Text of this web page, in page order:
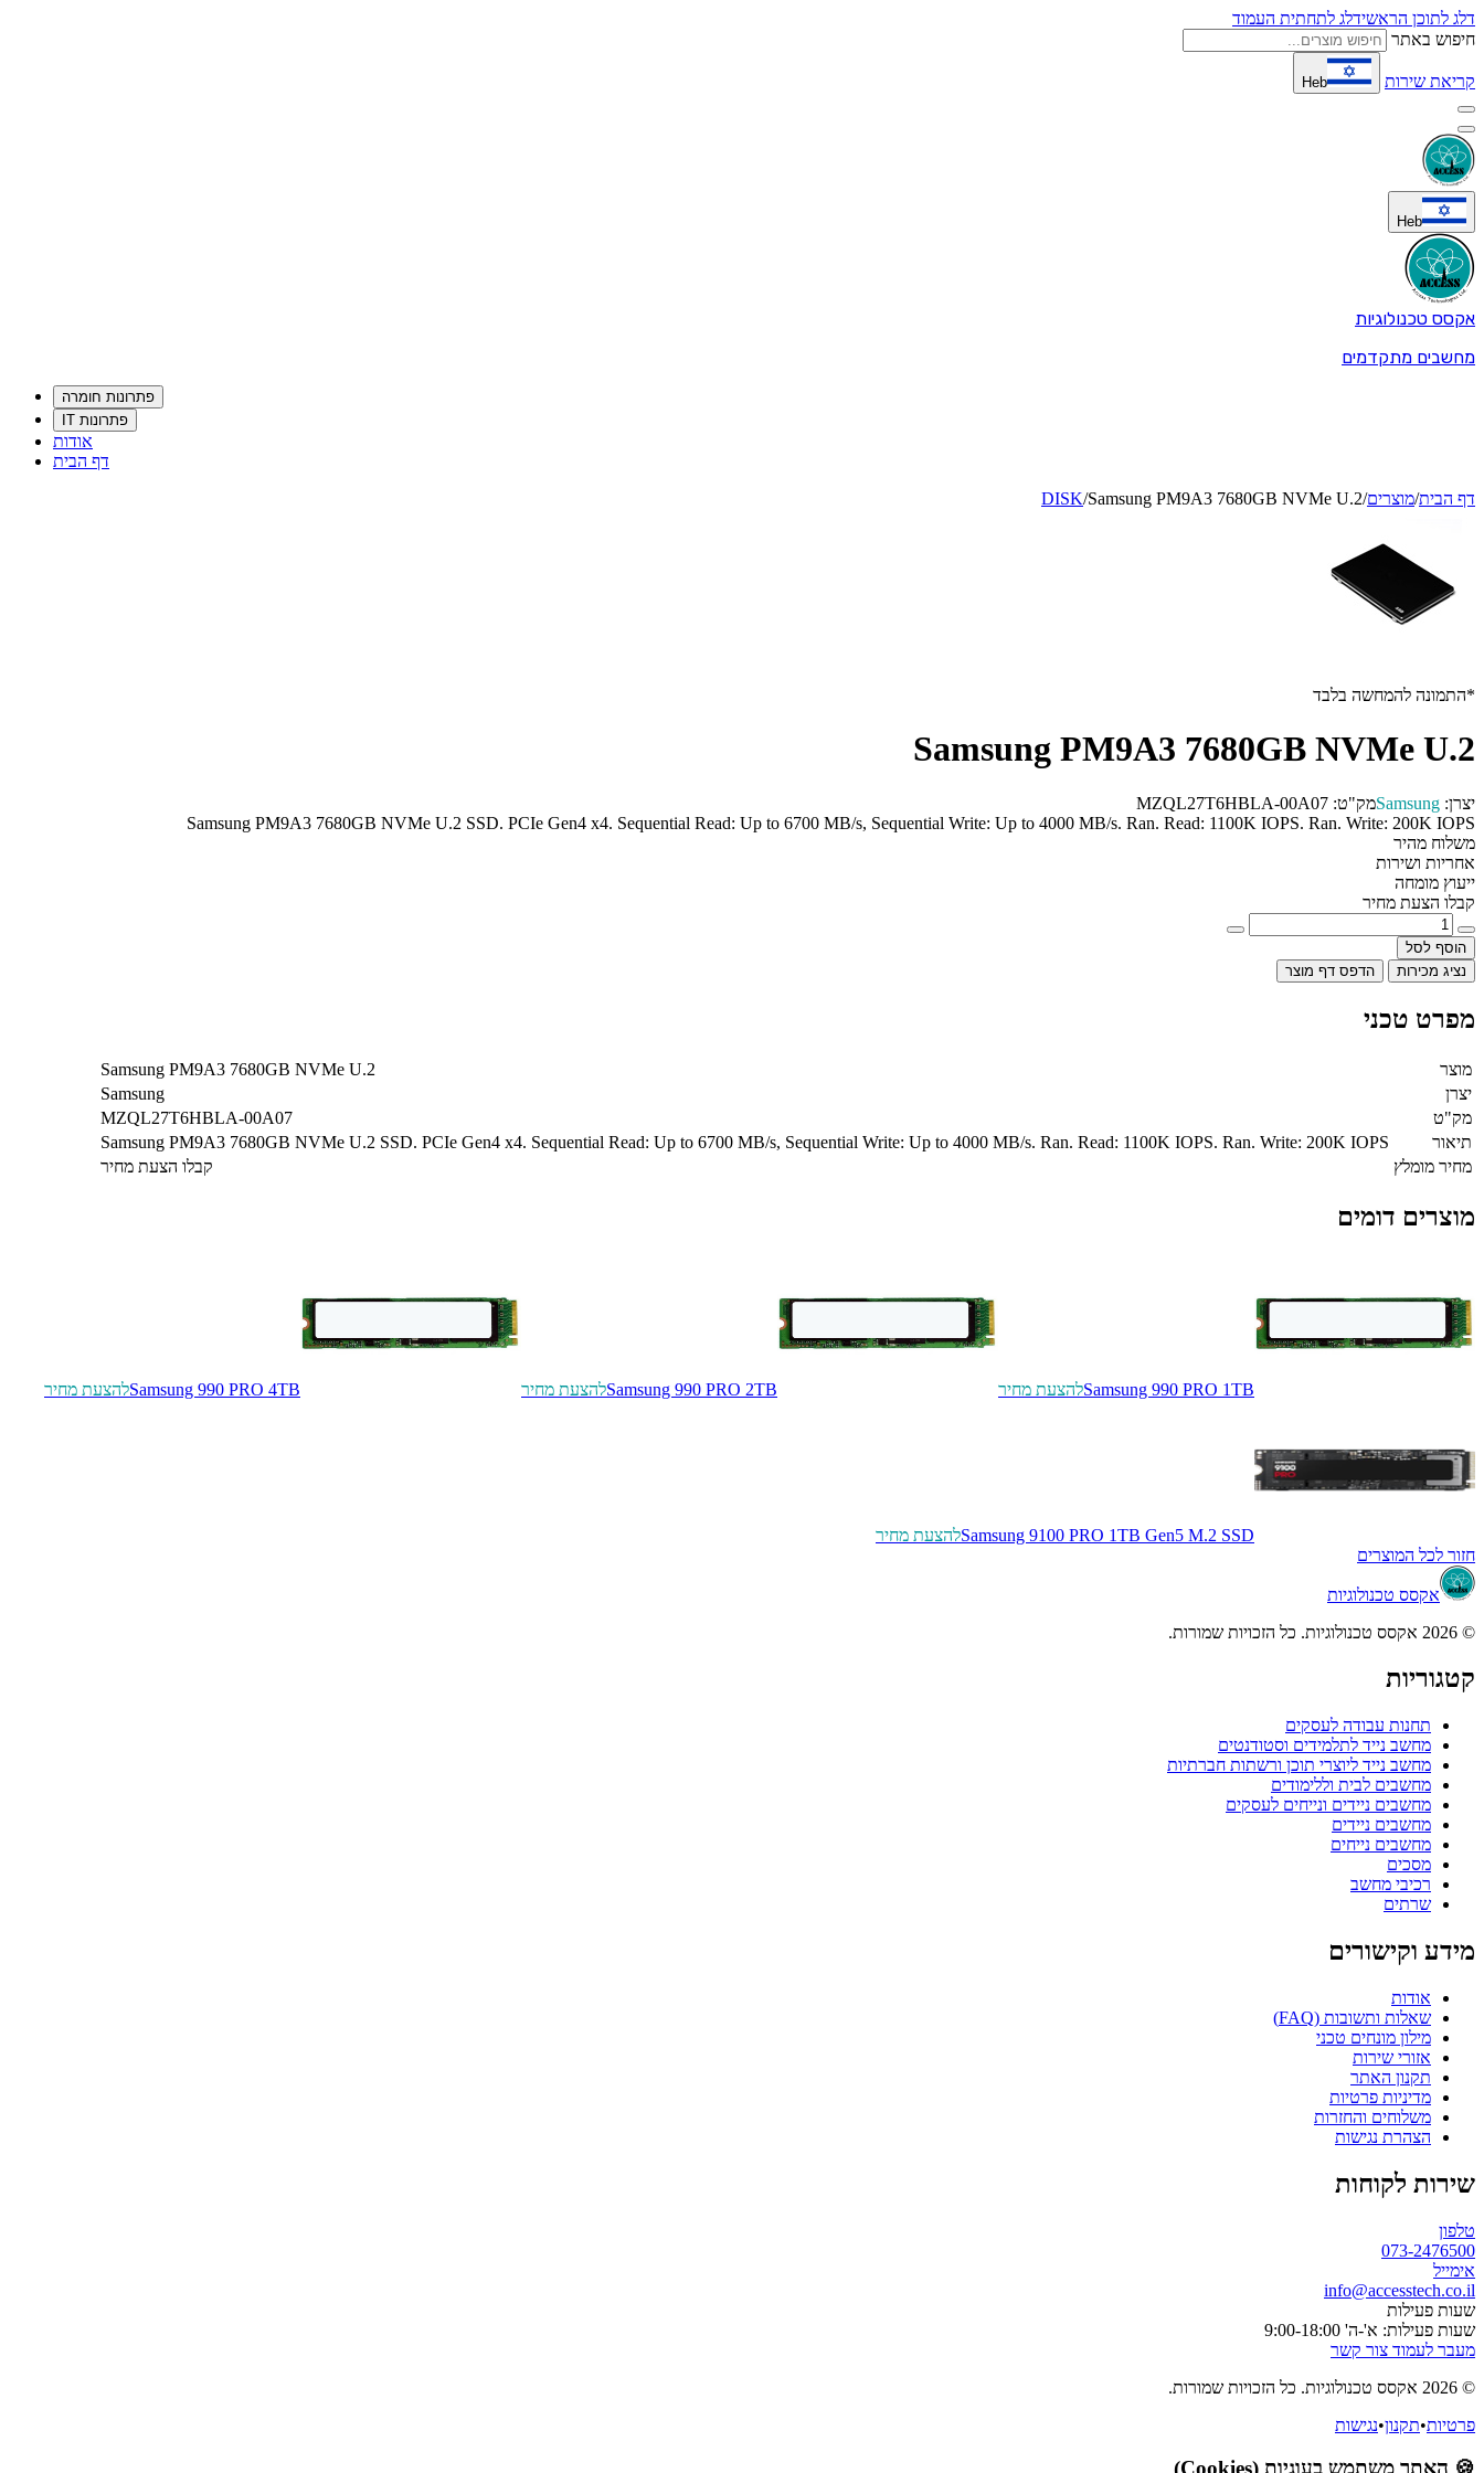
דלג לתוכן הראשידלג לתחתית העמוד
חיפוש באתר
קריאת שירות Heb
Heb
אקסס טכנולוגיות
מחשבים מתקדמים
פתרונות חומרה
פתרונות IT
אודות
דף הבית
דף הבית/מוצרים/
DISK/Samsung PM9A3 7680GB NVMe U.2
*התמונה להמחשה בלבד
Samsung PM9A3 7680GB NVMe U.2
יצרן: Samsungמק"ט: MZQL27T6HBLA-00A07
Samsung PM9A3 7680GB NVMe U.2 SSD. PCIe Gen4 x4. Sequential Read: Up to 6700 MB/s, Sequential Write: Up to 4000 MB/s. Ran. Read: 1100K IOPS. Ran. Write: 200K IOPS
משלוח מהיר
אחריות ושירות
ייעוץ מומחה
קבלו הצעת מחיר
הוסף לסל
נציג מכירות
הדפס דף מוצר
מפרט טכני
מוצר
Samsung PM9A3 7680GB NVMe U.2
יצרן
Samsung
מק"ט
MZQL27T6HBLA-00A07
תיאור
Samsung PM9A3 7680GB NVMe U.2 SSD. PCIe Gen4 x4. Sequential Read: Up to 6700 MB/s, Sequential Write: Up to 4000 MB/s. Ran. Read: 1100K IOPS. Ran. Write: 200K IOPS
מחיר מומלץ
קבלו הצעת מחיר
מוצרים דומים
Samsung 990 PRO 1TBלהצעת מחיר Samsung 990 PRO 2TBלהצעת מחיר Samsung 990 PRO 4TBלהצעת מחיר
Samsung 9100 PRO 1TB Gen5 M.2 SSDלהצעת מחיר
חזור לכל המוצרים
אקסס טכנולוגיות
© 2026 אקסס טכנולוגיות. כל הזכויות שמורות.
קטגוריות
תחנות עבודה לעסקים
מחשב נייד לתלמידים וסטודנטים
מחשב נייד ליוצרי תוכן ורשתות חברתיות
מחשבים לבית וללימודים
מחשבים ניידים ונייחים לעסקים
מחשבים ניידים
מחשבים נייחים
מסכים
רכיבי מחשב
שרתים
מידע וקישורים
אודות
שאלות ותשובות (FAQ)
מילון מונחים טכני
אזורי שירות
תקנון האתר
מדיניות פרטיות
משלוחים והחזרות
הצהרת נגישות
שירות לקוחות
טלפון
073-2476500
אימייל
info@accesstech.co.il
שעות פעילות
שעות פעילות: א'-ה' 9:00-18:00
מעבר לעמוד צור קשר
© 2026 אקסס טכנולוגיות. כל הזכויות שמורות.
פרטיות•תקנון•נגישות
🍪 האתר משתמש בעוגיות (Cookies)